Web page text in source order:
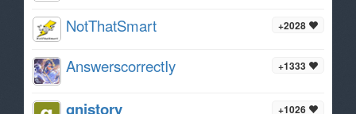
+2028
NotThatSmart
+1333
AnswerscorrectIy
+1026
gnistory